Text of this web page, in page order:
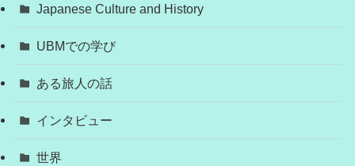
Japanese Culture and History
UBMでの学び
ある旅人の話
インタビュー
世界